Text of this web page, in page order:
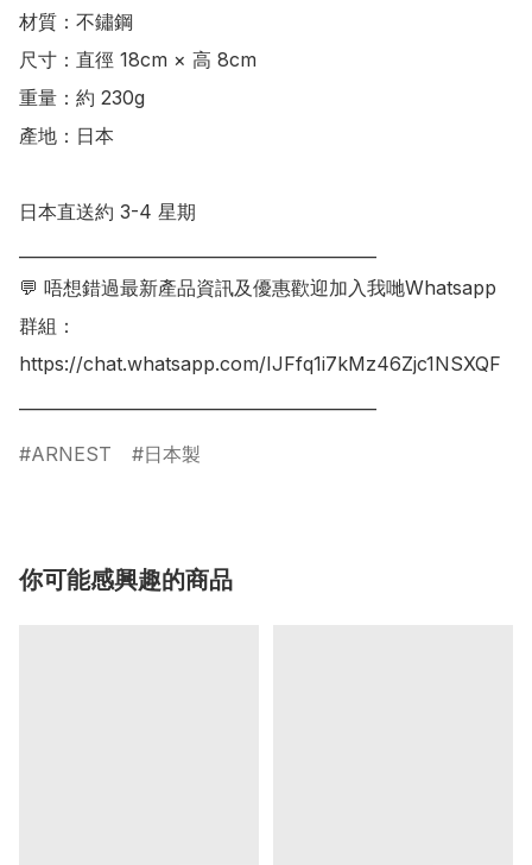
材質：不鏽鋼
尺寸：直徑 18cm × 高 8cm
重量：約 230g
產地：日本
日本直送約 3-4 星期
💬 唔想錯過最新產品資訊及優惠歡迎加入我哋Whatsapp
群組：
https://chat.whatsapp.com/IJFfq1i7kMz46Zjc1NSXQF
ARNEST 日本製
你可能感興趣的商品